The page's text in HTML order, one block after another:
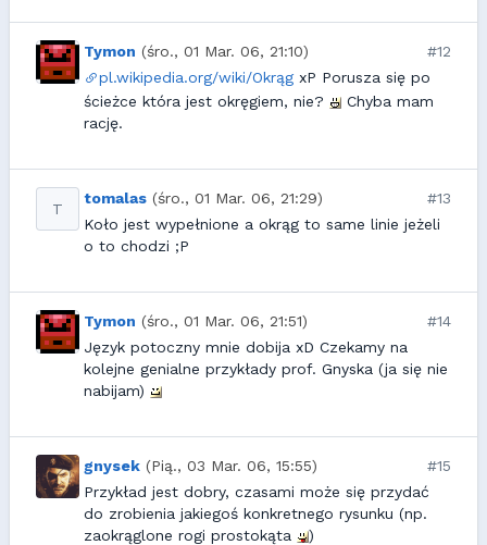
Tymon (śro., 01 Mar. 06, 21:10)
#12
pl.wikipedia.org/wiki/Okrąg xP Porusza się po
ścieżce która jest okręgiem, nie?
Chyba mam
rację.
T
tomalas (śro., 01 Mar. 06, 21:29)
#13
Koło jest wypełnione a okrąg to same linie jeżeli
o to chodzi ;P
Tymon (śro., 01 Mar. 06, 21:51)
#14
Język potoczny mnie dobija xD Czekamy na
kolejne genialne przykłady prof. Gnyska (ja się nie
nabijam)
gnysek (Pią., 03 Mar. 06, 15:55)
#15
Przykład jest dobry, czasami może się przydać
do zrobienia jakiegoś konkretnego rysunku (np.
zaokrąglone rogi prostokąta
)